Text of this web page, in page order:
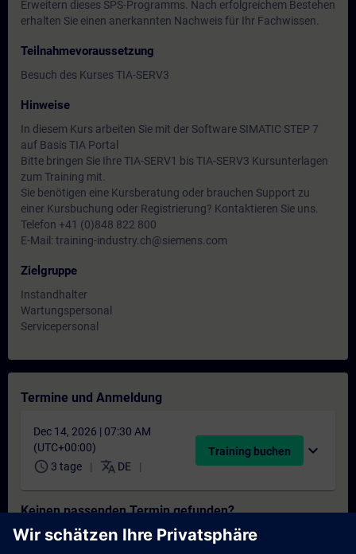
Erweitern dieses SPS-Programms. Nach erfolgreichem Bestehen
erhalten Sie einen anerkannten Nachweis für Ihr Fachwissen.
Teilnahmevoraussetzung
Besuch des Kurses TIA-SERV3
Hinweise
In diesem Kurs arbeiten Sie mit der Software SIMATIC STEP 7
auf Basis TIA Portal
Bitte bringen Sie Ihre TIA-SERV1 bis TIA-SERV3 Kursunterlagen
zum Training mit.
Sie benötigen eine Kursberatung oder brauchen Support zu
einer Kursbuchung oder Registrierung? Kontaktieren Sie uns.
Telefon +41 (0)848 822 800
E-Mail: training-industry.ch@siemens.com
Zielgruppe
Instandhalter
Wartungspersonal
Servicepersonal
Termine und Anmeldung
Dec 14, 2026 | 07:30 AM
(UTC+00:00)
schedule 3 tage translate DE
Training buchen expand_more
Keinen passenden Termin gefunden?
Setzen Sie sich auf die Interessentenliste und erhalten Sie eine
Benachrichtigung sobald neue Termine verfügbar sind.